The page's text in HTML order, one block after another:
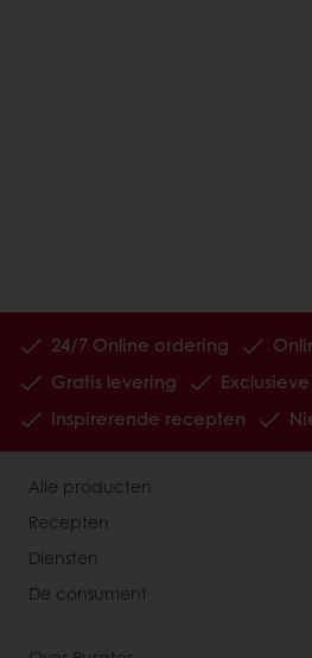
24/7 Online ordering
Gratis levering
Inspirerende recepten
Alle producten
Recepten
Diensten
De consument